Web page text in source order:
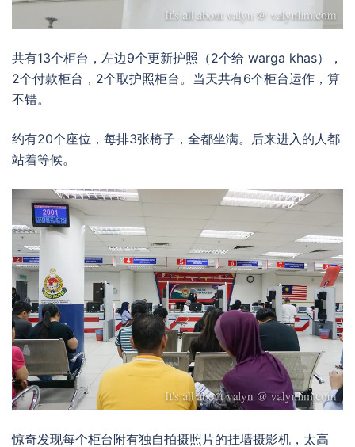
共有13个柜台，左边9个更新护照（2个给 warga khas），
2个付款柜台，2个取护照柜台。当天共有6个柜台运作，算
不错。
约有20个座位，每排3张椅子，全都坐满。后来进入的人都
站着等候。
惊奇发现每个柜台附有独自拍摄照片的挂墙摄影机，太高